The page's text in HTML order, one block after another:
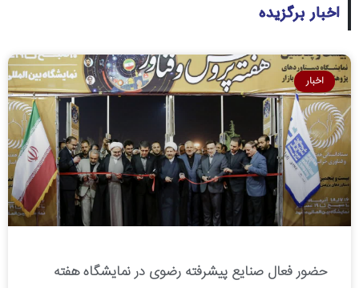
اخبار برگزیده
اخبار
حضور فعال صنایع پیشرفته رضوی در نمایشگاه هفته